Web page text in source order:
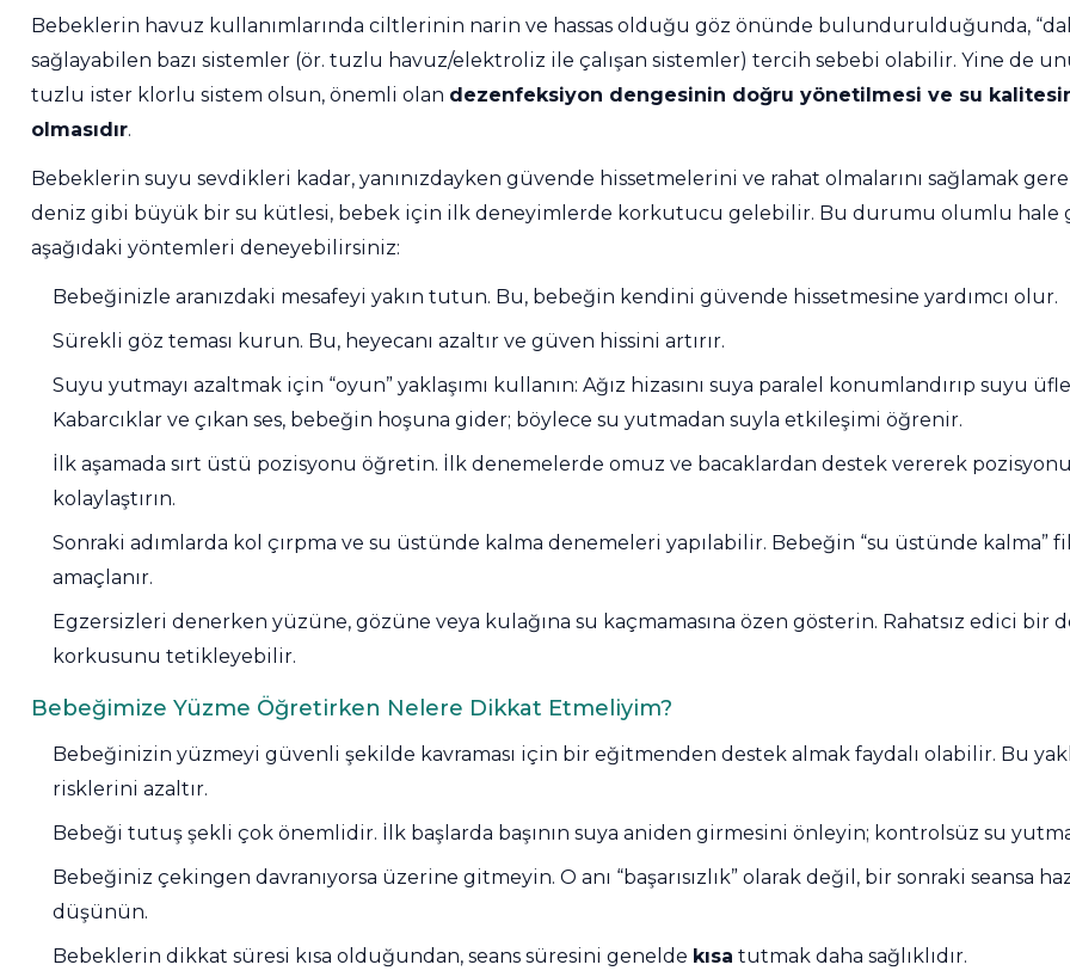
e Pool Expert
Havuz Filtre
Temizleyici
Havuz Kış Kimyasalı
Kalsiyum Hipoklorit
Süper
Pool Havuz Kimyasalları
Jenaratörü Hücre Temizleyici
Endüstriyel Blower
Ayak Havuzu
Havuz Duş Sistemleri
Chasing Poolmate Havuz Robotu Yedek
Parça Sarf Malzemeleri
Dalgıç Pompa
Havuz Güvenlik
Havuz
Makine Dairesi Kapağı
Havuz Pompa
Bebeklerin havuz kullanımlarında ciltlerinin narin ve hassas olduğu göz önünde bulundurulduğunda,
sağlayabilen bazı sistemler (ör. tuzlu havuz/elektroliz ile çalışan sistemler) tercih sebebi olabilir. Yine de
tuzlu ister klorlu sistem olsun, önemli olan dezenfeksiyon dengesinin doğru yönetilmesi ve su
olmasıdır.
Bebeklerin suyu sevdikleri kadar, yanınızdayken güvende hissetmelerini ve rahat olmalarını sağlamak
deniz gibi büyük bir su kütlesi, bebek için ilk deneyimlerde korkutucu gelebilir. Bu durumu olumlu hale
aşağıdaki yöntemleri deneyebilirsiniz:
Bebeğinizle aranızdaki mesafeyi yakın tutun. Bu, bebeğin kendini güvende hissetmesine yardımcı olur.
Sürekli göz teması kurun. Bu, heyecanı azaltır ve güven hissini artırır.
Suyu yutmayı azaltmak için “oyun” yaklaşımı kullanın: Ağız hizasını suya paralel konumlandırıp suyu
Kabarcıklar ve çıkan ses, bebeğin hoşuna gider; böylece su yutmadan suyla etkileşimi öğrenir.
İlk aşamada sırt üstü pozisyonu öğretin. İlk denemelerde omuz ve bacaklardan destek vererek pozisyonu
kolaylaştırın.
Sonraki adımlarda kol çırpma ve su üstünde kalma denemeleri yapılabilir. Bebeğin “su üstünde kalma”
amaçlanır.
Egzersizleri denerken yüzüne, gözüne veya kulağına su kaçmamasına özen gösterin. Rahatsız edici bir
korkusunu tetikleyebilir.
Bebeğimize Yüzme Öğretirken Nelere Dikkat Etmeliyim?
Bebeğinizin yüzmeyi güvenli şekilde kavraması için bir eğitmenden destek almak faydalı olabilir. Bu
risklerini azaltır.
Bebeği tutuş şekli çok önemlidir. İlk başlarda başının suya aniden girmesini önleyin; kontrolsüz su
Bebeğiniz çekingen davranıyorsa üzerine gitmeyin. O anı “başarısızlık” olarak değil, bir sonraki seansa
düşünün.
Bebeklerin dikkat süresi kısa olduğundan, seans süresini genelde kısa tutmak daha sağlıklıdır.